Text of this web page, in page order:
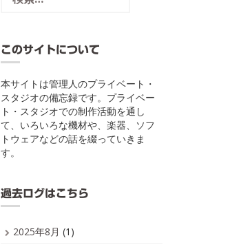
このサイトについて
本サイトは管理人のプライベート・
スタジオの備忘録です。プライベー
ト・スタジオでの制作活動を通し
て、いろいろな機材や、楽器、ソフ
トウェアなどの話を綴っていきま
す。
過去ログはこちら
2025年8月 (1)